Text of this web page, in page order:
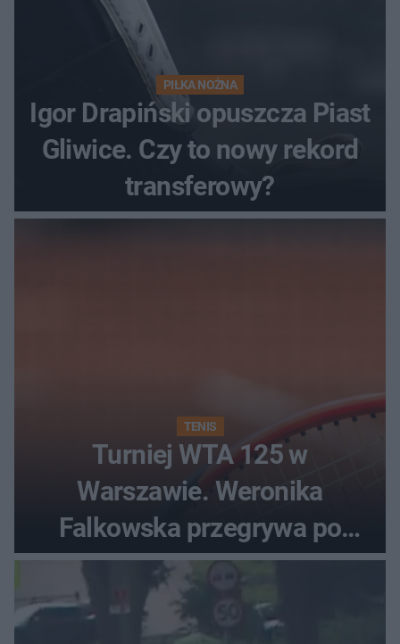
PIŁKA NOŻNA
Igor Drapiński opuszcza Piast
Gliwice. Czy to nowy rekord
transferowy?
TENIS
Turniej WTA 125 w
Warszawie. Weronika
Falkowska przegrywa po
zaciętym boju